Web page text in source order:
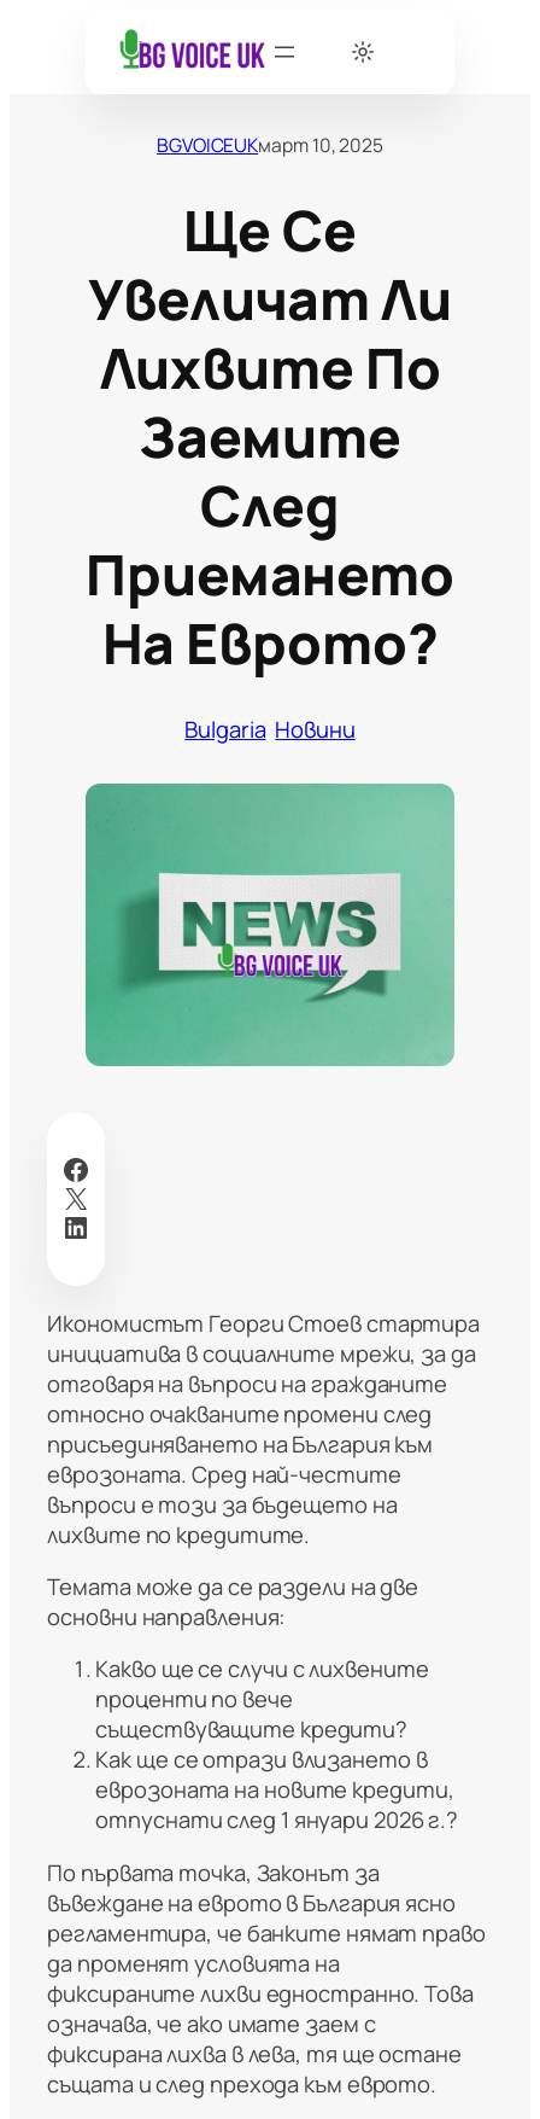
BGVOICEUKмарт 10, 2025
Ще Се
Увеличат Ли
Лихвите По
Заемите
След
Приемането
На Еврото?
Bulgaria Новини
Facebook
X
LinkedIn
Икономистът Георги Стоев стартира
инициатива в социалните мрежи, за да
отговаря на въпроси на гражданите
относно очакваните промени след
присъединяването на България към
еврозоната. Сред най-честите
въпроси е този за бъдещето на
лихвите по кредитите.
Темата може да се раздели на две
основни направления:
Какво ще се случи с лихвените
проценти по вече
съществуващите кредити?
Как ще се отрази влизането в
еврозоната на новите кредити,
отпуснати след 1 януари 2026 г.?
По първата точка, Законът за
въвеждане на еврото в България ясно
регламентира, че банките нямат право
да променят условията на
фиксираните лихви едностранно. Това
означава, че ако имате заем с
фиксирана лихва в лева, тя ще остане
същата и след прехода към еврото.